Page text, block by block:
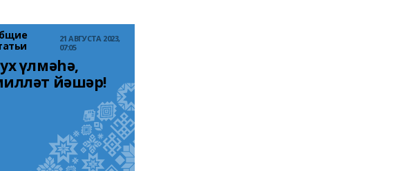
21 АВГУСТА 2023,
07:05
үлмәһә,
йәшәр!